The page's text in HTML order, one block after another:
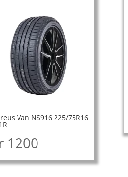
Van NS916 225/75R16
1200